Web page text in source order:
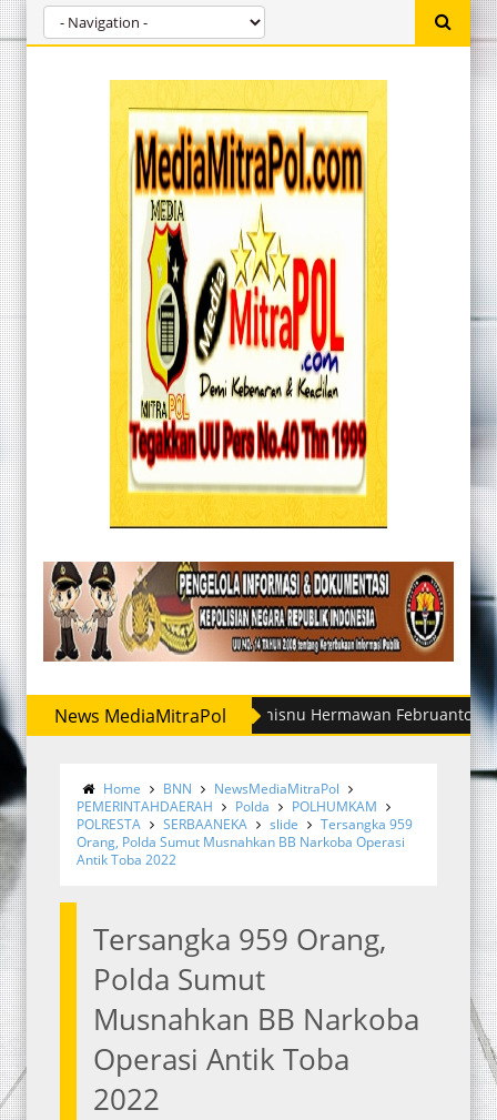
News MediaMitraPolIrjen Whisnu Hermawan Februanto Mutasi
Home BNN
NewsMediaMitraPol
PEMERINTAHDAERAH
Polda
POLHUMKAM
POLRESTA
SERBAANEKA slide
Tersangka 959
Orang, Polda Sumut Musnahkan BB Narkoba Operasi
Antik Toba 2022
Tersangka 959 Orang,
Polda Sumut
Musnahkan BB Narkoba
Operasi Antik Toba
2022